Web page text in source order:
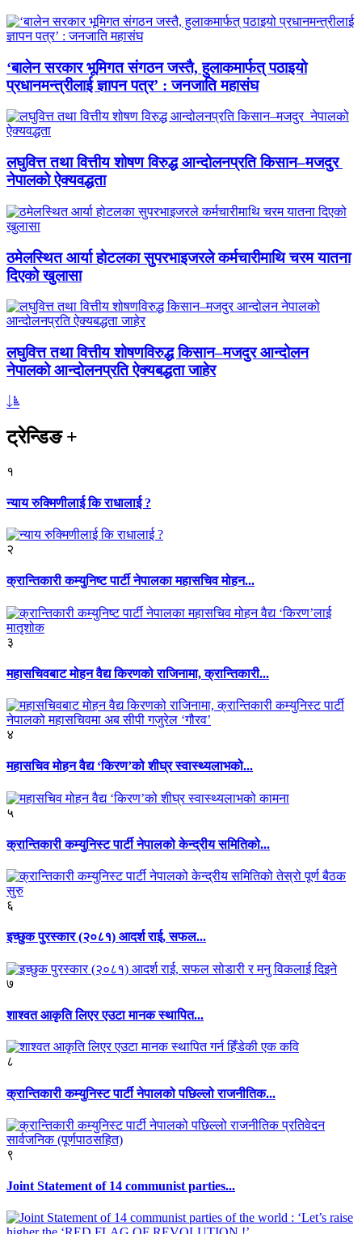
‘बालेन सरकार भूमिगत संगठन जस्तै, हुलाकमार्फत् पठाइयो
प्रधानमन्त्रीलाई ज्ञापन पत्र’ : जनजाति महासंघ
लघुवित्त तथा वित्तीय शोषण विरुद्ध आन्दोलनप्रति किसान–मजदुर
नेपालको ऐक्यवद्धता
ठमेलस्थित आर्या होटलका सुपरभाइजरले कर्मचारीमाथि चरम यातना
दिएको खुलासा
लघुवित्त तथा वित्तीय शोषणविरुद्ध किसान–मजदुर आन्दोलन
नेपालको आन्दोलनप्रति ऐक्यबद्धता जाहेर
ट्रेन्डिङ+
१
न्याय रुक्मिणीलाई कि राधालाई ?
२
क्रान्तिकारी कम्युनिष्ट पार्टी नेपालका महासचिव मोहन...
३
महासचिवबाट मोहन वैद्य किरणको राजिनामा, क्रान्तिकारी...
४
महासचिव मोहन वैद्य ‘किरण’को शीघ्र स्वास्थ्यलाभको...
५
क्रान्तिकारी कम्युनिस्ट पार्टी नेपालको केन्द्रीय समितिको...
६
इच्छुक पुरस्कार (२०८१) आदर्श राई, सफल...
७
शाश्वत आकृति लिएर एउटा मानक स्थापित...
८
क्रान्तिकारी कम्युनिस्ट पार्टी नेपालको पछिल्लो राजनीतिक...
९
Joint Statement of 14 communist parties...